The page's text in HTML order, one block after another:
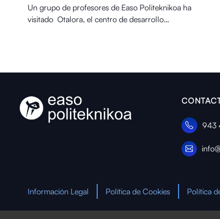
Un grupo de profesores de Easo Politeknikoa ha
visitado Otalora⁠, el centro de desarrollo…
943
Información Legal Política de Cookies Política